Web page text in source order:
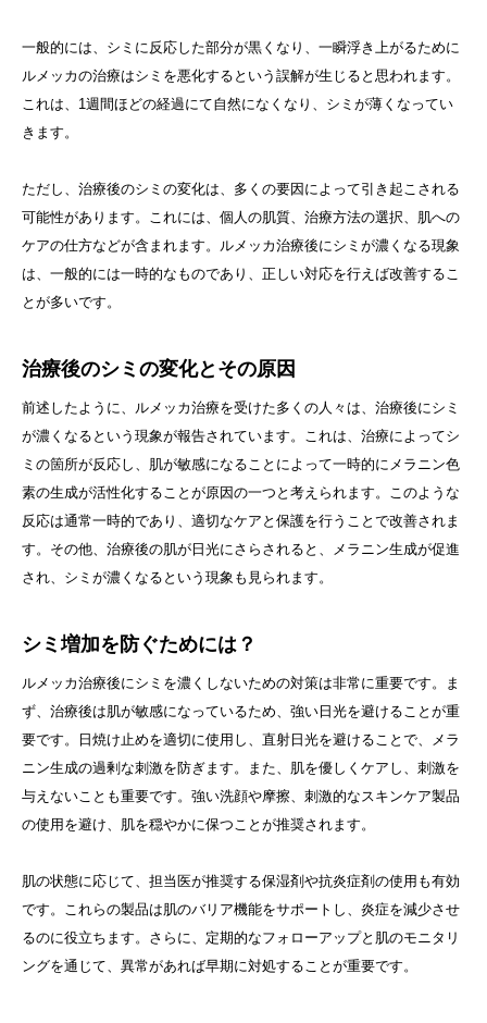
一般的には、シミに反応した部分が黒くなり、一瞬浮き上がるために
ルメッカの治療はシミを悪化するという誤解が生じると思われます。
これは、1週間ほどの経過にて自然になくなり、シミが薄くなってい
きます。
ただし、治療後のシミの変化は、多くの要因によって引き起こされる
可能性があります。これには、個人の肌質、治療方法の選択、肌への
ケアの仕方などが含まれます。ルメッカ治療後にシミが濃くなる現象
は、一般的には一時的なものであり、正しい対応を行えば改善するこ
とが多いです。
治療後のシミの変化とその原因
前述したように、ルメッカ治療を受けた多くの人々は、治療後にシミ
が濃くなるという現象が報告されています。これは、治療によってシ
ミの箇所が反応し、肌が敏感になることによって一時的にメラニン色
素の生成が活性化することが原因の一つと考えられます。このような
反応は通常一時的であり、適切なケアと保護を行うことで改善されま
す。その他、治療後の肌が日光にさらされると、メラニン生成が促進
され、シミが濃くなるという現象も見られます。
シミ増加を防ぐためには？
ルメッカ治療後にシミを濃くしないための対策は非常に重要です。ま
ず、治療後は肌が敏感になっているため、強い日光を避けることが重
要です。日焼け止めを適切に使用し、直射日光を避けることで、メラ
ニン生成の過剰な刺激を防ぎます。また、肌を優しくケアし、刺激を
与えないことも重要です。強い洗顔や摩擦、刺激的なスキンケア製品
の使用を避け、肌を穏やかに保つことが推奨されます。
肌の状態に応じて、担当医が推奨する保湿剤や抗炎症剤の使用も有効
です。これらの製品は肌のバリア機能をサポートし、炎症を減少させ
るのに役立ちます。さらに、定期的なフォローアップと肌のモニタリ
ングを通じて、異常があれば早期に対処することが重要です。